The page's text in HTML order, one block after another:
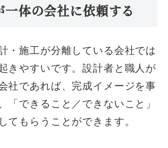
体の会社に依頼する
・施工が分離している会社では
きやすいです。設計者と職人が
社であれば、完成イメージを事
「できること／できないこと」
てもらうことができます。